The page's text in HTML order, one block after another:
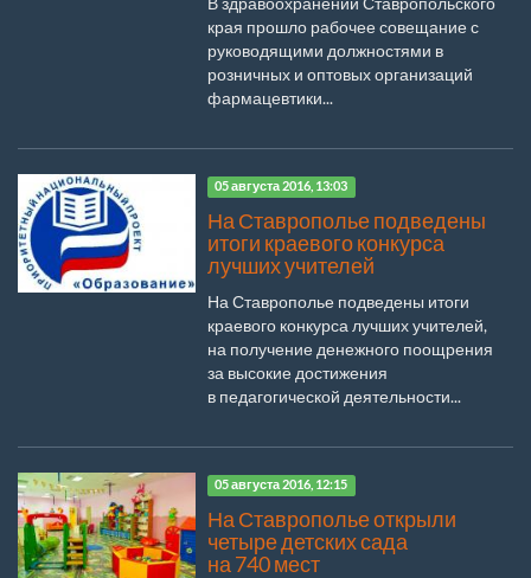
края прошло рабочее совещание с
руководящими должностями в
розничных и оптовых организаций
фармацевтики...
05 августа 2016, 13:03
На Ставрополье подведены
итоги краевого конкурса
лучших учителей
На Ставрополье подведены итоги
краевого конкурса лучших учителей,
на получение денежного поощрения
за высокие достижения
в педагогической деятельности...
05 августа 2016, 12:15
На Ставрополье открыли
четыре детских сада
на 740 мест